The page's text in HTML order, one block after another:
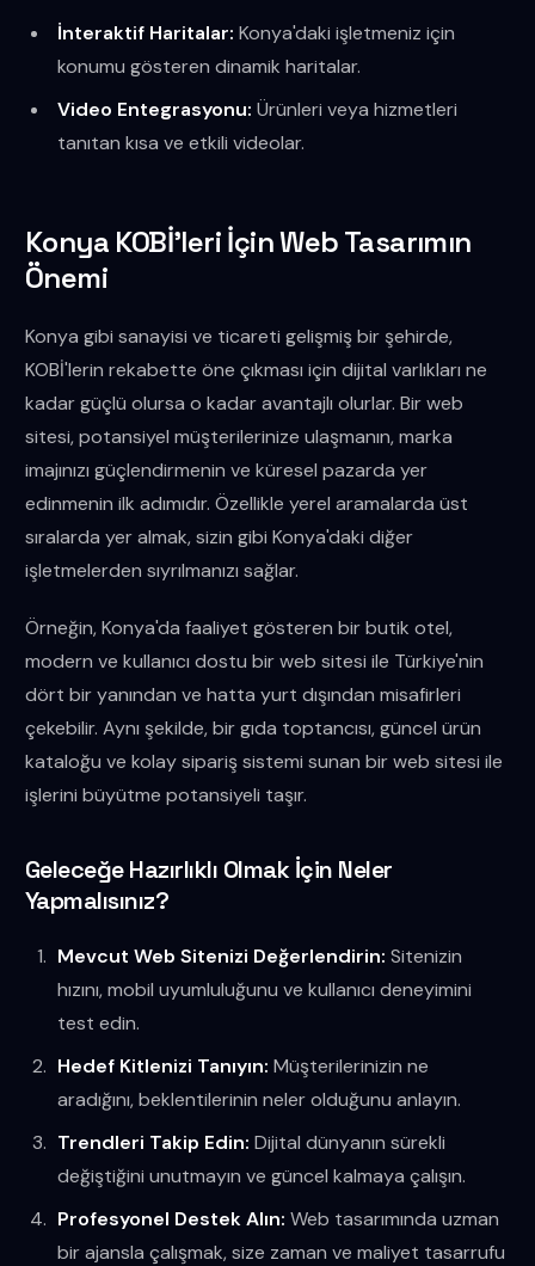
İnteraktif Haritalar: Konya'daki işletmeniz için
konumu gösteren dinamik haritalar.
Video Entegrasyonu: Ürünleri veya hizmetleri
tanıtan kısa ve etkili videolar.
Konya KOBİ'leri İçin Web Tasarımın
Önemi
Konya gibi sanayisi ve ticareti gelişmiş bir şehirde,
KOBİ'lerin rekabette öne çıkması için dijital varlıkları ne
kadar güçlü olursa o kadar avantajlı olurlar. Bir web
sitesi, potansiyel müşterilerinize ulaşmanın, marka
imajınızı güçlendirmenin ve küresel pazarda yer
edinmenin ilk adımıdır. Özellikle yerel aramalarda üst
sıralarda yer almak, sizin gibi Konya'daki diğer
işletmelerden sıyrılmanızı sağlar.
Örneğin, Konya'da faaliyet gösteren bir butik otel,
modern ve kullanıcı dostu bir web sitesi ile Türkiye'nin
dört bir yanından ve hatta yurt dışından misafirleri
çekebilir. Aynı şekilde, bir gıda toptancısı, güncel ürün
kataloğu ve kolay sipariş sistemi sunan bir web sitesi ile
işlerini büyütme potansiyeli taşır.
Geleceğe Hazırlıklı Olmak İçin Neler
Yapmalısınız?
Mevcut Web Sitenizi Değerlendirin: Sitenizin
hızını, mobil uyumluluğunu ve kullanıcı deneyimini
test edin.
Hedef Kitlenizi Tanıyın: Müşterilerinizin ne
aradığını, beklentilerinin neler olduğunu anlayın.
Trendleri Takip Edin: Dijital dünyanın sürekli
değiştiğini unutmayın ve güncel kalmaya çalışın.
Profesyonel Destek Alın: Web tasarımında uzman
bir ajansla çalışmak, size zaman ve maliyet tasarrufu